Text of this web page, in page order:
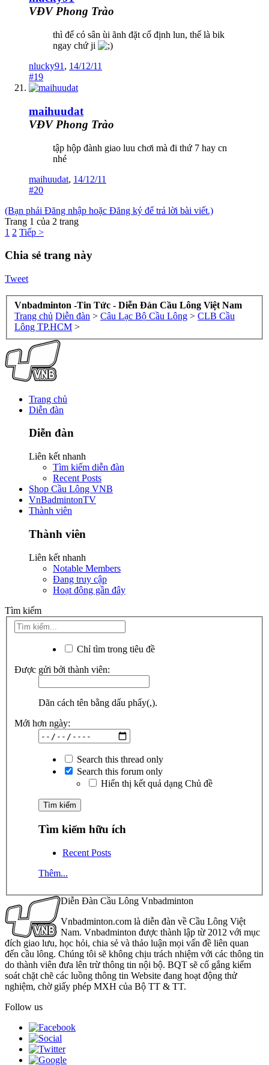
VĐV Phong Trào
thì để có sân ùi ãnh đặt cố định lun, thế là bik
ngay chứ ji
nlucky91 , 14/12/11
#19
maihuudat
VĐV Phong Trào
tập hộp đành giao luu chơi mà đi thứ 7 hay cn
nhé
maihuudat, 14/12/11
#20
(Bạn phải Đăng nhập hoặc Đăng ký để trả lời bài viết.)
Trang 1 của 2 trang
1 2 Tiếp >
Chia sẻ trang này
Tweet
Vnbadminton -Tin Tức - Diễn Đàn Cầu Lông Việt Nam
Trang chủ Diễn đàn > Câu Lạc Bộ Cầu Lông > CLB Cầu
Lông TP.HCM >
Trang chủ
Diễn đàn
Diễn đàn
Liên kết nhanh
Tìm kiếm diễn đàn
Recent Posts
Shop Cầu Lông VNB
VnBadmintonTV
Thành viên
Thành viên
Liên kết nhanh
Notable Members
Đang truy cập
Hoạt động gần đây
Tìm kiếm
Chỉ tìm trong tiêu đề
Được gửi bởi thành viên:
Dãn cách tên bằng dấu phẩy(,).
Mới hơn ngày:
Search this thread only
Search this forum only
Hiển thị kết quả dạng Chủ đề
Tìm kiếm hữu ích
Recent Posts
Thêm...
Diễn Đàn Cầu Lông Vnbadminton
Vnbadminton.com là diễn đàn về Cầu Lông Việt
Nam. Vnbadminton được thành lập từ 2012 với mục
đích giao lưu, học hỏi, chia sẻ và thảo luận mọi vấn đề liên quan
đến cầu lông. Chúng tôi sẽ không chịu trách nhiệm với các thông tin
do thành viên đưa lên trừ thông tin nội bộ. BQT sẽ cố gắng kiểm
soát chặt chẽ các luồng thông tin Website đang hoạt động thử
nghiệm, chờ giấy phép MXH của Bộ TT & TT.
Follow us